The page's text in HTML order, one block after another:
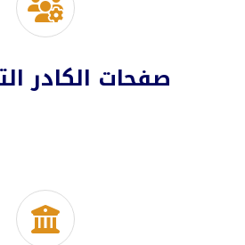
صفحات الكادر